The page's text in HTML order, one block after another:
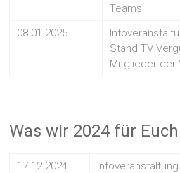
Teams
08.01.2025
Stand TV
Mitglieder der
Was wir 2024 für
17.12.2024